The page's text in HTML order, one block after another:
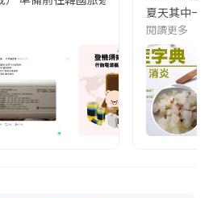
夏天其中一
閱讀更多